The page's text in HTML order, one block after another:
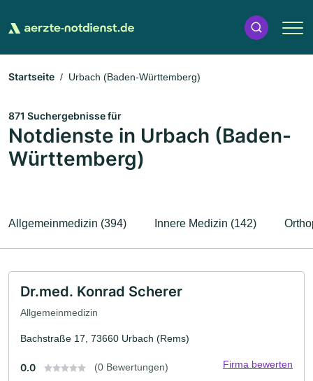
Startseite Urbach (Baden-Württemberg)
871 Suchergebnisse für
Notdienste in Urbach (Baden-
Württemberg)
Allgemeinmedizin (394) Innere Medizin (142)
Dr.med. Konrad Scherer
Allgemeinmedizin
Bachstraße 17, 73660 Urbach (Rems)
0.0 (0 Bewertungen) Firma bewerten